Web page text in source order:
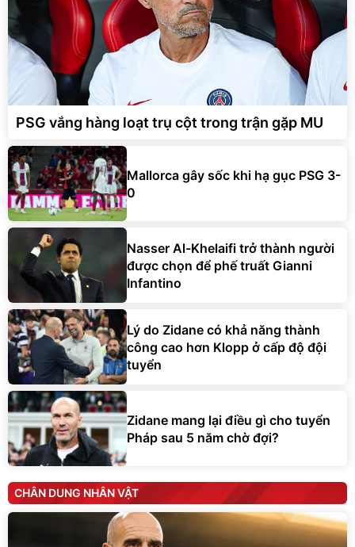
PSG vắng hàng loạt trụ cột trong trận gặp MU
Mallorca gây sốc khi hạ gục PSG 3-
0
Nasser Al-Khelaifi trở thành người
được chọn để phế truất Gianni
Infantino
Lý do Zidane có khả năng thành
công cao hơn Klopp ở cấp độ đội
tuyển
Zidane mang lại điều gì cho tuyển
Pháp sau 5 năm chờ đợi?
CHÂN DUNG NHÂN VẬT